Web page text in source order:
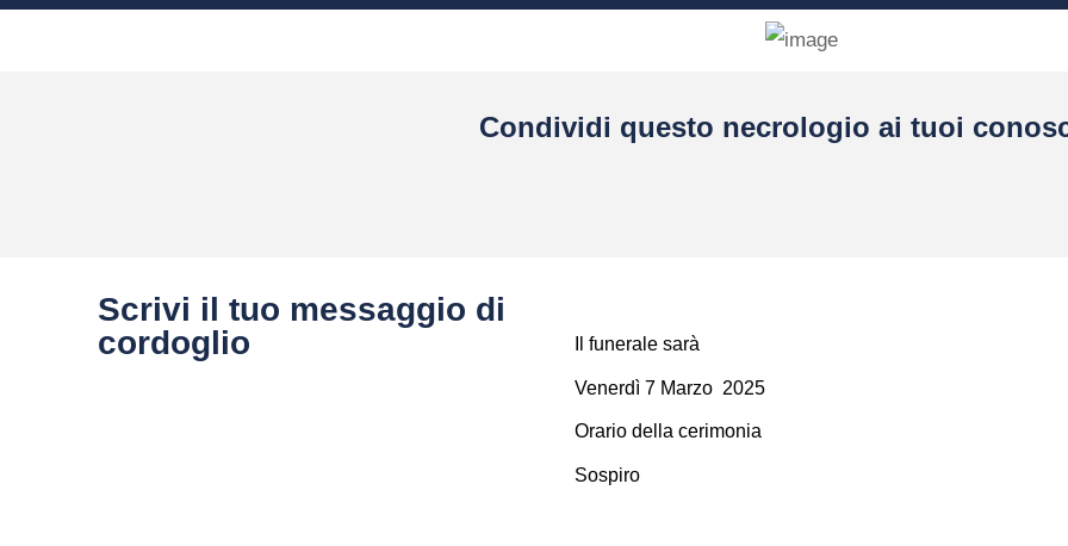
Condividi questo necrologio ai tuoi
Scrivi il tuo messaggio di
cordoglio
Il funerale sarà
Venerdì 7 Marzo 2025
Orario della cerimonia
Sospiro